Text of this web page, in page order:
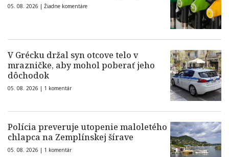
05. 08. 2026 | Žiadne komentáre
V Grécku držal syn otcove telo v
mrazničke, aby mohol poberať jeho
dôchodok
05. 08. 2026 | 1 komentár
Polícia preveruje utopenie maloletého
chlapca na Zemplínskej šírave
05. 08. 2026 | 1 komentár